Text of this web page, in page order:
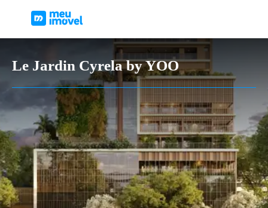
Le Jardin Cyrela by YOO